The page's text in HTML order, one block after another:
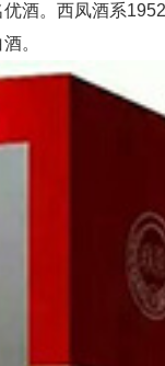
酒。西凤酒系
。